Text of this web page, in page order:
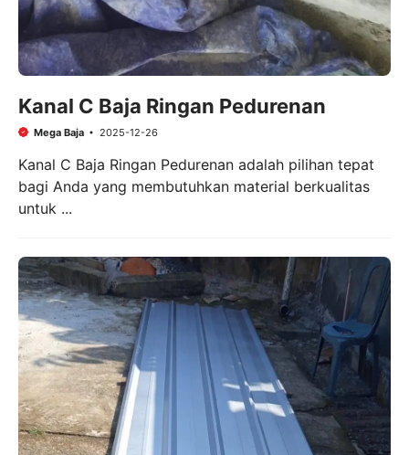
Kanal C Baja Ringan Pedurenan
Mega Baja 2025-12-26
Kanal C Baja Ringan Pedurenan adalah pilihan tepat
bagi Anda yang membutuhkan material berkualitas
untuk ...